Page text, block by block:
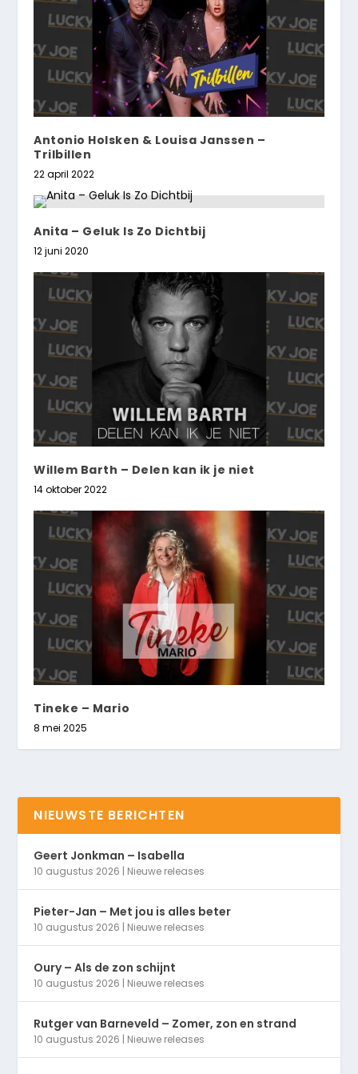
Antonio Holsken & Louisa Janssen –
Trilbillen
22 april 2022
Anita – Geluk Is Zo Dichtbij
12 juni 2020
Willem Barth – Delen kan ik je niet
14 oktober 2022
Tineke – Mario
8 mei 2025
NIEUWSTE BERICHTEN
Geert Jonkman – Isabella
10 augustus 2026 | Nieuwe releases
Pieter-Jan – Met jou is alles beter
10 augustus 2026 | Nieuwe releases
Oury – Als de zon schijnt
10 augustus 2026 | Nieuwe releases
Rutger van Barneveld – Zomer, zon en strand
10 augustus 2026 | Nieuwe releases